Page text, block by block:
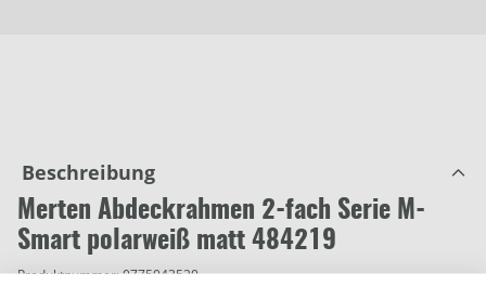
Beschreibung
Merten Abdeckrahmen 2-fach Serie M-
Smart polarweiß matt 484219
Produktnummer:0775043520